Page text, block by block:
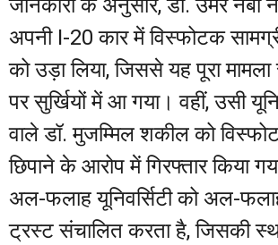
जानकारी के अनुसार, डॉ. उमर नबी
अपनी I-20 कार में विस्फोटक
को उड़ा लिया, जिससे यह पूरा मामला
पर सुर्खियों में आ गया। वहीं, उसी
वाले डॉ. मुजम्मिल शकील को
छिपाने के आरोप में गिरफ्तार किया
अल-फलाह यूनिवर्सिटी को अल-
ट्रस्ट संचालित करता है, जिसकी